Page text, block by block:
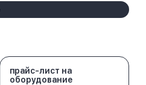
прайс-лист на
оборудование